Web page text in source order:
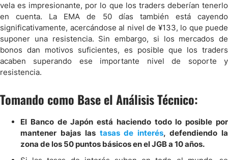
vela es impresionante, por lo que los traders deberían tenerlo
en cuenta. La EMA de 50 días también está cayendo
significativamente, acercándose al nivel de ¥133, lo que puede
suponer una resistencia. Sin embargo, si los mercados de
bonos dan motivos suficientes, es posible que los traders
acaben superando ese importante nivel de soporte y
resistencia.
Tomando como Base el Análisis Técnico:
El Banco de Japón está haciendo todo lo posible por
mantener bajas las tasas de interés, defendiendo la
zona de los 50 puntos básicos en el JGB a 10 años.